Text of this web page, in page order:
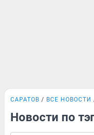
САРАТОВ ВСЕ НОВОСТИ
Новости по